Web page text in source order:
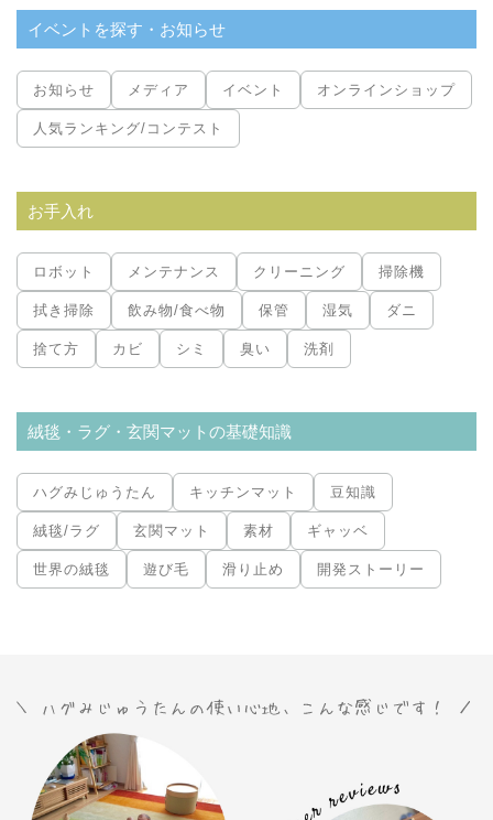
イベントを探す・お知らせ
お知らせ メディア イベント オンラインショップ
人気ランキング/コンテスト
お手入れ
ロボット メンテナンス クリーニング 掃除機
拭き掃除 飲み物/食べ物 保管 湿気 ダニ
捨て方 カビ シミ 臭い 洗剤
絨毯・ラグ・玄関マットの基礎知識
ハグみじゅうたん キッチンマット 豆知識
絨毯/ラグ 玄関マット 素材 ギャッベ
世界の絨毯 遊び毛 滑り止め 開発ストーリー